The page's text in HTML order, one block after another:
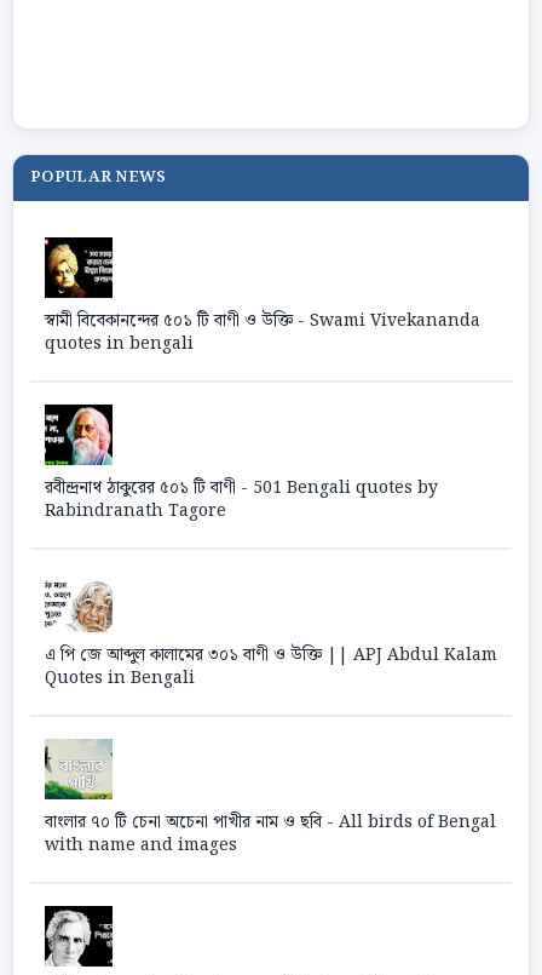
POPULAR NEWS
স্বামী বিবেকানন্দের ৫০১ টি বাণী ও উক্তি - Swami Vivekananda
quotes in bengali
রবীন্দ্রনাথ ঠাকুরের ৫০১ টি বাণী - 501 Bengali quotes by
Rabindranath Tagore
এ পি জে আব্দুল কালামের ৩০১ বাণী ও উক্তি || APJ Abdul Kalam
Quotes in Bengali
বাংলার ৭০ টি চেনা অচেনা পাখীর নাম ও ছবি - All birds of Bengal
with name and images